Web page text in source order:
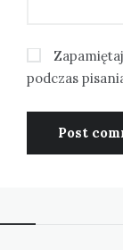
podczas